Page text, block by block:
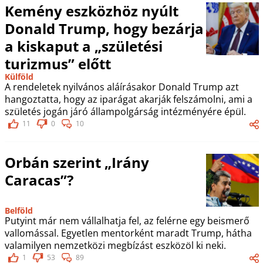
Kemény eszközhöz nyúlt
Donald Trump, hogy bezárja
a kiskaput a „születési
turizmus” előtt
Külföld
A rendeletek nyilvános aláírásakor Donald Trump azt
hangoztatta, hogy az iparágat akarják felszámolni, ami a
születés jogán járó állampolgárság intézményére épül.
11 0 10
Orbán szerint „Irány
Caracas”?
Belföld
Putyint már nem vállalhatja fel, az felérne egy beismerő
vallomással. Egyetlen mentorként maradt Trump, hátha
valamilyen nemzetközi megbízást eszközöl ki neki.
1 53 89